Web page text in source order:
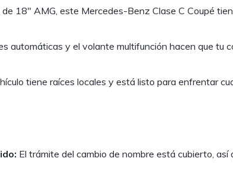
de 18″ AMG, este Mercedes-Benz Clase C Coupé
automáticas y el volante multifunción hacen que tu
tiene raíces locales y está listo para enfrentar
El trámite del cambio de nombre está cubierto, así